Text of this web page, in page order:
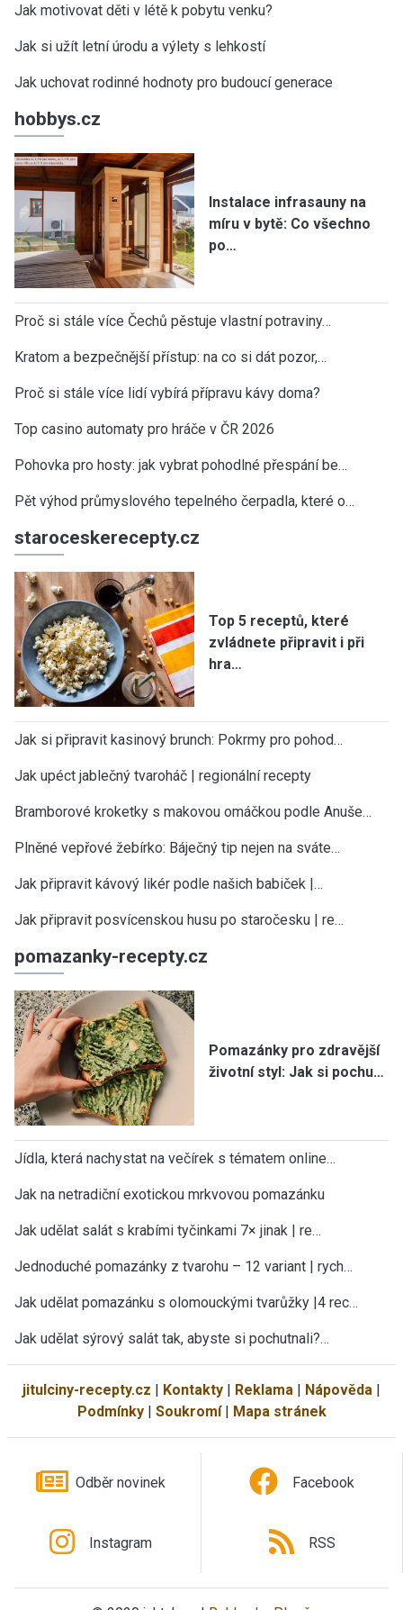
Jak motivovat děti v létě k pobytu venku?
Jak si užít letní úrodu a výlety s lehkostí
Jak uchovat rodinné hodnoty pro budoucí generace
hobbys.cz
Instalace infrasauny na
míru v bytě: Co všechno
po…
Proč si stále více Čechů pěstuje vlastní potraviny…
Kratom a bezpečnější přístup: na co si dát pozor,…
Proč si stále více lidí vybírá přípravu kávy doma?
Top casino automaty pro hráče v ČR 2026
Pohovka pro hosty: jak vybrat pohodlné přespání be…
Pět výhod průmyslového tepelného čerpadla, které o…
staroceskerecepty.cz
Top 5 receptů, které
zvládnete připravit i při
hra…
Jak si připravit kasinový brunch: Pokrmy pro pohod…
Jak upéct jablečný tvaroháč | regionální recepty
Bramborové kroketky s makovou omáčkou podle Anuše…
Plněné vepřové žebírko: Báječný tip nejen na sváte…
Jak připravit kávový likér podle našich babiček |…
Jak připravit posvícenskou husu po staročesku | re…
pomazanky-recepty.cz
Pomazánky pro zdravější
životní styl: Jak si pochu…
Jídla, která nachystat na večírek s tématem online…
Jak na netradiční exotickou mrkvovou pomazánku
Jak udělat salát s krabími tyčinkami 7× jinak | re…
Jednoduché pomazánky z tvarohu – 12 variant | rych…
Jak udělat pomazánku s olomouckými tvarůžky |4 rec…
Jak udělat sýrový salát tak, abyste si pochutnali?…
jitulciny-recepty.cz | Kontakty | Reklama | Nápověda |
Podmínky| Soukromí| Mapa stránek
Odběr novinek Facebook
Instagram RSS